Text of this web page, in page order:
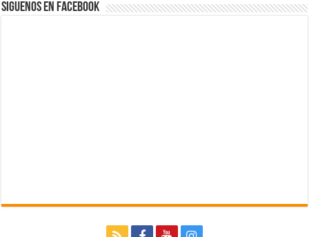
Siguenos en Facebook